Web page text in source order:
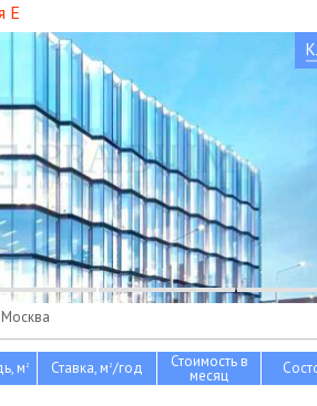
Е
м2 Ставка, м2/год Стоимость в
месяц